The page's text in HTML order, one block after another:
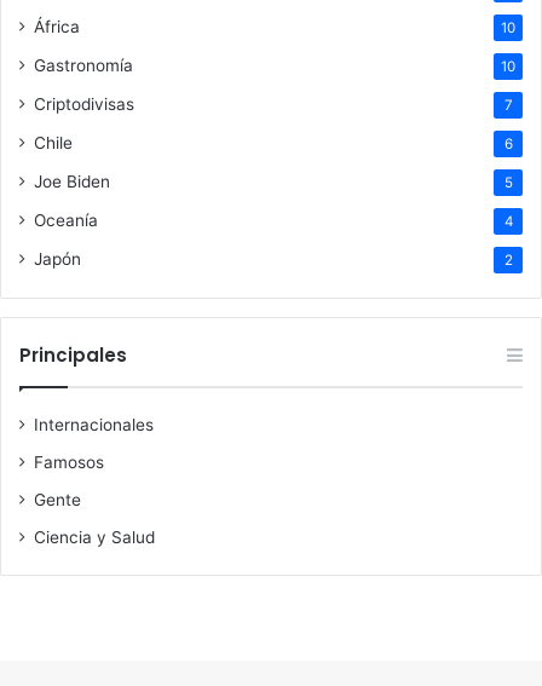
África 10
Gastronomía 10
Criptodivisas 7
Chile 6
Joe Biden 5
Oceanía 4
Japón 2
Principales
Internacionales
Famosos
Gente
Ciencia y Salud